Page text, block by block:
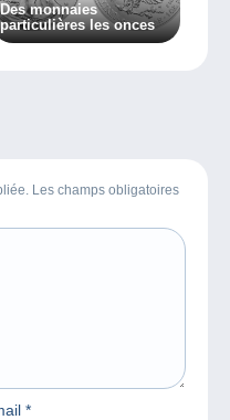
Des monnaies
particulières les onces
Les champs obligatoires
*